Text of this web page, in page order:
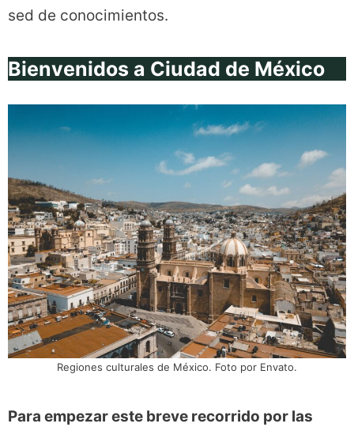
sed de conocimientos.
Bienvenidos a Ciudad de México
Regiones culturales de México. Foto por Envato.
Para empezar este breve recorrido por las